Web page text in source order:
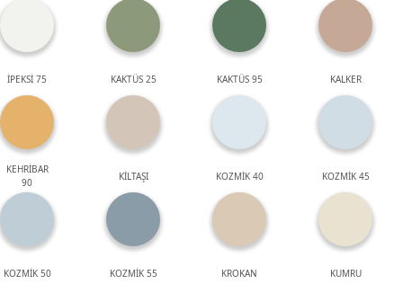
İPEKSİ 75 KAKTÜS 25 KAKTÜS 95 KALKER
KEHRİBAR
90
KİLTAŞI KOZMİK 40 KOZMİK 45
KOZMİK 50 KOZMİK 55 KROKAN KUMRU